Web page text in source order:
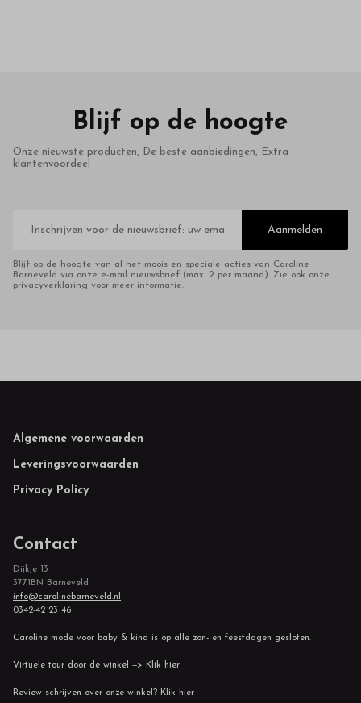
Blijf op de hoogte
Onze nieuwste producten, De beste aanbiedingen, Extra
klantenvoordeel
mailadres
Aanmelden
Blijf op de hoogte van al het moois en speciale acties van Caroline
Barneveld via onze e-mail nieuwsbrief (max. 2 per maand). Zie ook onze
privacyverklaring voor meer informatie.
Footer
Algemene voorwaarden
Leveringsvoorwaarden
Privacy Policy
Contact
Dijkje 13
3771BN Barneveld
info@carolinebarneveld.nl
0342-42 23 46
Caroline mode voor baby & kind is op alle zon- en feestdagen gesloten.
Virtuele tour door de winkel --> Klik hier
Review schrijven over onze winkel? Klik hier